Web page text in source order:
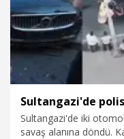
Sultangazi'de iki
savaş alanına döndü.